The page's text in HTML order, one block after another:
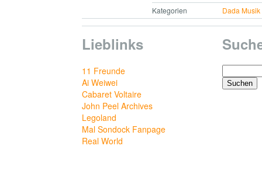
Kategorien
Dada Musik
Lieblinks
11 Freunde
Ai Weiwei
Cabaret Voltaire
John Peel Archives
Legoland
Mal Sondock Fanpage
Real World
Suchen
nach: